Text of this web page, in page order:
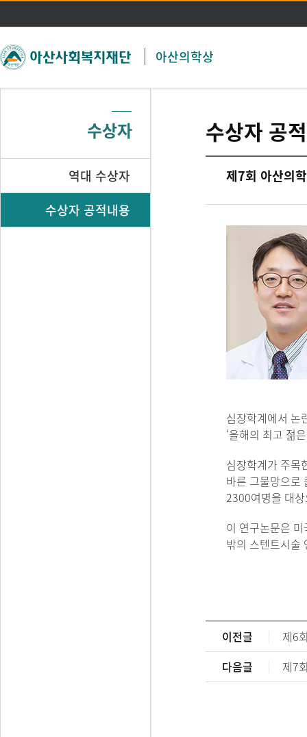
주메뉴 바로가기
본문 바로가기
아산의학상
수상자
역대 수상자
수상자 공적내용
수상자 공
제7회 아산의
심장학계에서 논
‘올해의 최고 젊
심장학계가 주목
바른 그물망으로
2300여명을 대
이 연구논문은
밖의 스텐트시술
이전글
제6
다음글
제7